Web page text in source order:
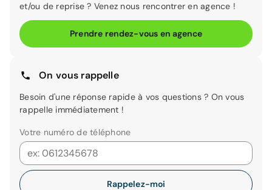
et/ou de reprise ? Venez nous rencontrer en agence !
Prendre rendez-vous en agence
On vous rappelle
Besoin d'une réponse rapide à vos questions ? On vous
rappelle immédiatement !
Votre numéro de téléphone
Rappelez-moi